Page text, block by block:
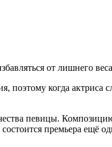
от лишнего
когда актриса
певицы.
премьера ещё